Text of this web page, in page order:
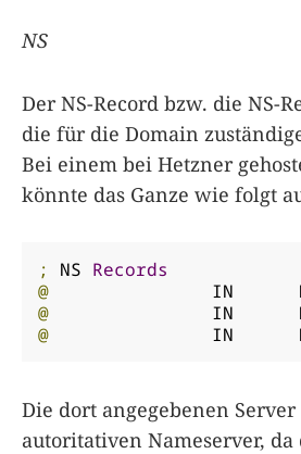
NS
Der NS-Record bzw. die NS-
die für die Domain
Bei einem bei Hetzner
könnte das Ganze wie folgt
; NS Records
@
@
@
Die dort angegebenen
autoritativen Nameserver, da